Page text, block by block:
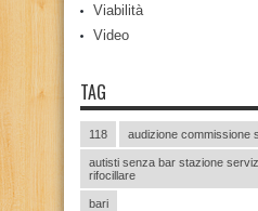
Viabilità
Video
TAG
118 audizione commissione
autisti senza bar stazione
rifocillare
bari